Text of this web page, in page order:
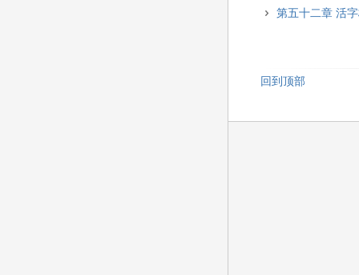
第五十二章 活
回到顶部